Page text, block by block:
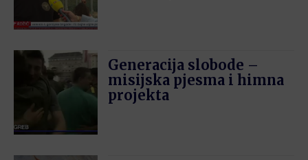
Generacija slobode –
misijska pjesma i himna
projekta